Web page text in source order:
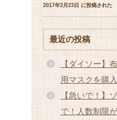
2017年3月23日 に投稿された
最近の投稿
【ダイソー】
用マスクを購
【急いで！】
で！人数制限